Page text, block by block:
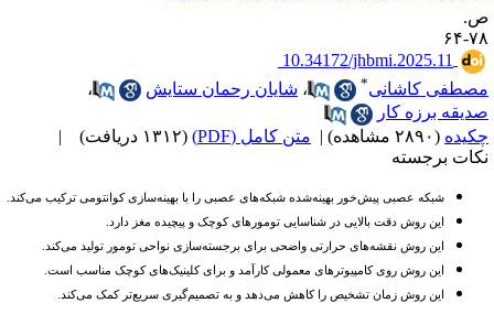
۶۴
‎ 10.34172/jhbmi.2025.11
کاشانی
،شایان رحمان ستایش
،
برزه کار
(۲۸۹۰ مشاهده) | متن کامل (PDF) (۱۳۱۲ دریافت)
|
برجسته
بکه عصبی پیش‌خور بهینه‌شده شبکه‌های عصبی را با بهینه‌سازی کوانتومی ترکیب می‌کند.
این روش دقت بالایی در شناسایی تومورهای کوچک و پیچیده مغز دارد.
این روش نقشه‌های حرارتی واضحی برای برجسته‌سازی نواحی تومور تولید می‌کند.
این روش روی کامپیوترهای معمولی کارآمد و برای کلینیک‌های کوچک مناسب است.
این روش زمان تشخیص را کاهش می‌دهد و به تصمیم‌گیری سریع‌تر کمک می‌کند.